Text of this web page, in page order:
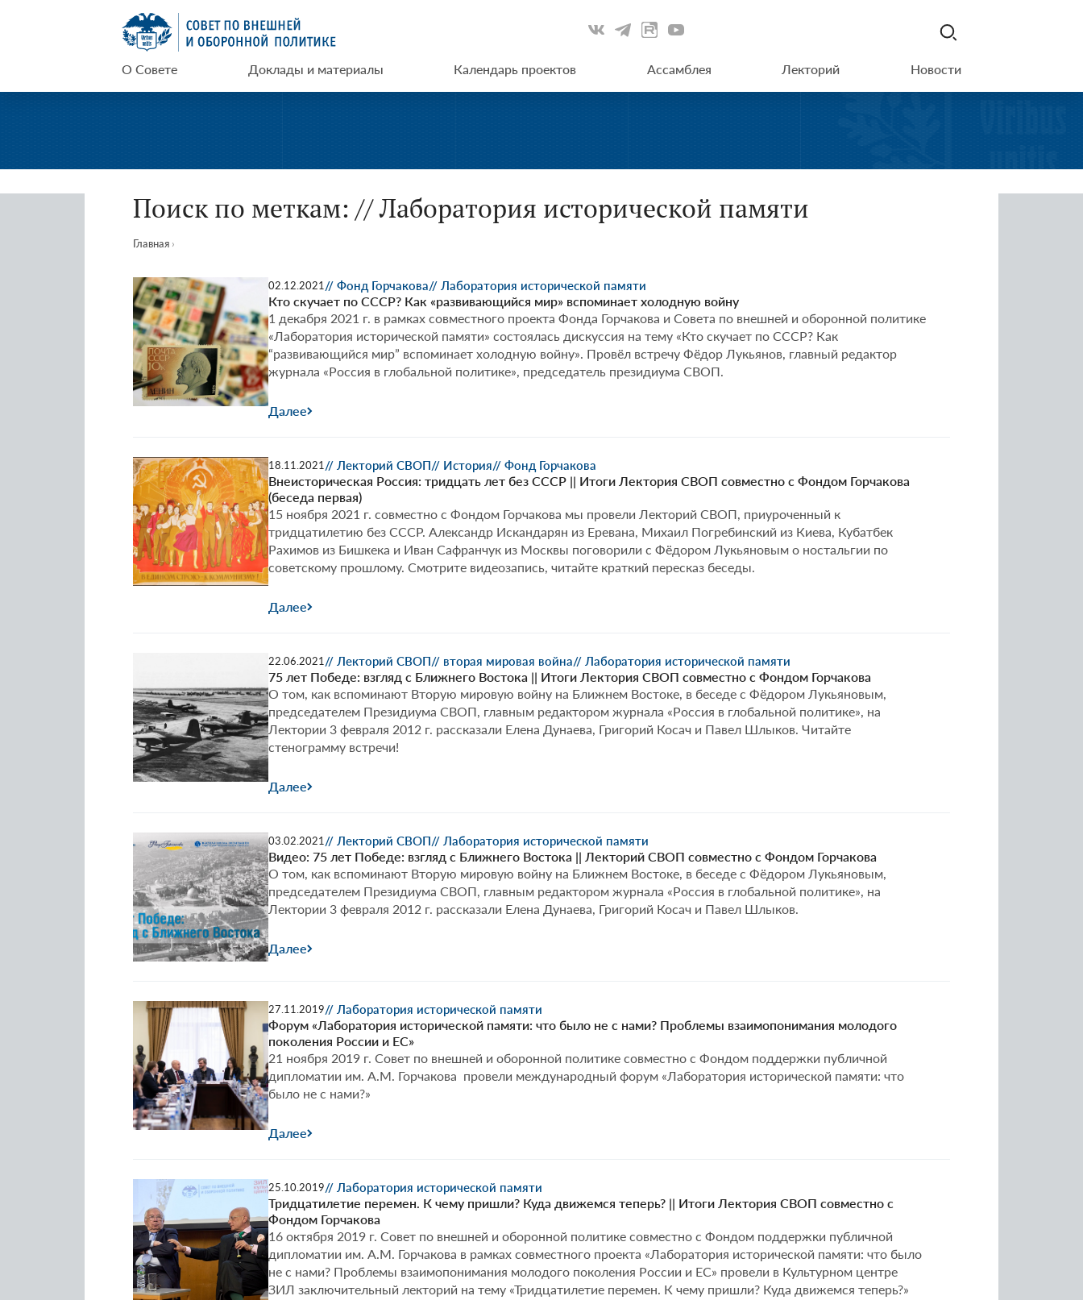
СВОП
О Совете Доклады и материалы Календарь проектов Ассамблея Лекторий Новости
Поиск по меткам: // Лаборатория исторической памяти
Главная ›
02.12.2021 // Фонд Горчакова// Лаборатория исторической памяти
Кто скучает по СССР? Как «развивающийся мир» вспоминает холодную войну
1 декабря 2021 г. в рамках совместного проекта Фонда Горчакова и Совета по внешней и оборонной политике
«Лаборатория исторической памяти» состоялась дискуссия на тему «Кто скучает по СССР? Как
“развивающийся мир” вспоминает холодную войну». Провёл встречу Фёдор Лукьянов, главный редактор
журнала «Россия в глобальной политике», председатель президиума СВОП.
Далее
18.11.2021 // Лекторий СВОП// История// Фонд Горчакова
Внеисторическая Россия: тридцать лет без СССР || Итоги Лектория СВОП совместно с Фондом Горчакова
(беседа первая)
15 ноября 2021 г. совместно с Фондом Горчакова мы провели Лекторий СВОП, приуроченный к
тридцатилетию без СССР. Александр Искандарян из Еревана, Михаил Погребинский из Киева, Кубатбек
Рахимов из Бишкека и Иван Сафранчук из Москвы поговорили с Фёдором Лукьяновым о ностальгии по
советскому прошлому. Смотрите видеозапись, читайте краткий пересказ беседы.
Далее
22.06.2021 // Лекторий СВОП// вторая мировая война// Лаборатория исторической памяти
75 лет Победе: взгляд с Ближнего Востока || Итоги Лектория СВОП совместно с Фондом Горчакова
О том, как вспоминают Вторую мировую войну на Ближнем Востоке, в беседе с Фёдором Лукьяновым,
председателем Президиума СВОП, главным редактором журнала «Россия в глобальной политике», на
Лектории 3 февраля 2012 г. рассказали Елена Дунаева, Григорий Косач и Павел Шлыков. Читайте
стенограмму встречи!
Далее
03.02.2021 // Лекторий СВОП// Лаборатория исторической памяти
Видео: 75 лет Победе: взгляд с Ближнего Востока || Лекторий СВОП совместно с Фондом Горчакова
О том, как вспоминают Вторую мировую войну на Ближнем Востоке, в беседе с Фёдором Лукьяновым,
председателем Президиума СВОП, главным редактором журнала «Россия в глобальной политике», на
Лектории 3 февраля 2012 г. рассказали Елена Дунаева, Григорий Косач и Павел Шлыков.
Далее
27.11.2019// Лаборатория исторической памяти
Форум «Лаборатория исторической памяти: что было не с нами? Проблемы взаимопонимания молодого
поколения России и ЕС»
21 ноября 2019 г. Совет по внешней и оборонной политике совместно с Фондом поддержки публичной
дипломатии им. А.М. Горчакова провели международный форум «Лаборатория исторической памяти: что
было не с нами?»
Далее
25.10.2019// Лаборатория исторической памяти
Тридцатилетие перемен. К чему пришли? Куда движемся теперь? || Итоги Лектория СВОП совместно с
Фондом Горчакова
16 октября 2019 г. Совет по внешней и оборонной политике совместно с Фондом поддержки публичной
дипломатии им. А.М. Горчакова в рамках совместного проекта «Лаборатория исторической памяти: что было
не с нами? Проблемы взаимопонимания молодого поколения России и ЕС» провели в Культурном центре
ЗИЛ заключительный лекторий на тему «Тридцатилетие перемен. К чему пришли? Куда движемся теперь?»